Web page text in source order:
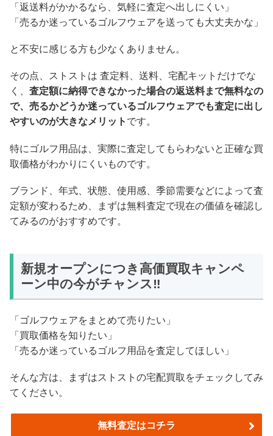
「返送料がかかるなら、気軽に査定へ出しにくい」
「売るか迷っているゴルフウェアを送っても大丈夫かな」
と不安に感じる方も少なくありません。
その点、ストストは 査定料、送料、宅配キットだけでな
く、 査定額に納得できなかった場合の返送料まで無料なの
で、売るかどうか迷っているゴルフウェアでも査定に出し
やすいのが大きなメリット です。
特にゴルフ用品は、実際に査定してもらわないと正確な買
取価格がわかりにくいものです。
ブランド、年式、状態、使用感、季節需要などによって査
定額が変わるため、まずは無料査定で現在の価値を確認し
てみるのがおすすめです。
新規オープンにつき高価買取キャンペ
ーン中の今がチャンス‼
「ゴルフウェアをまとめて売りたい」
「買取価格を知りたい」
「売るか迷っているゴルフ用品を査定してほしい」
そんな方は、まずはストストの宅配買取をチェックしてみ
てください。
無料査定はコチラ